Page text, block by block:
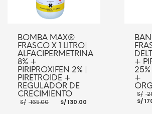
BOMBA MAX®
FRASCO X 1 LITRO|
ALFACIPERMETRINA
8% +
PIRIPROXIFEN 2% |
PIRETROIDE +
REGULADOR DE
CRECIMIENTO
S/ 165.00 El
precio
S/130.00
+
25%
+
S/
S/